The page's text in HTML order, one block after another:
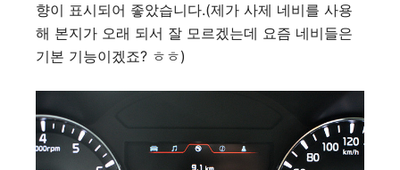
향이 표시되어 좋았습니다.(제가 사제 네비를 사용
해 본지가 오래 되서 잘 모르겠는데 요즘 네비들은
기본 기능이겠죠? ㅎㅎ)